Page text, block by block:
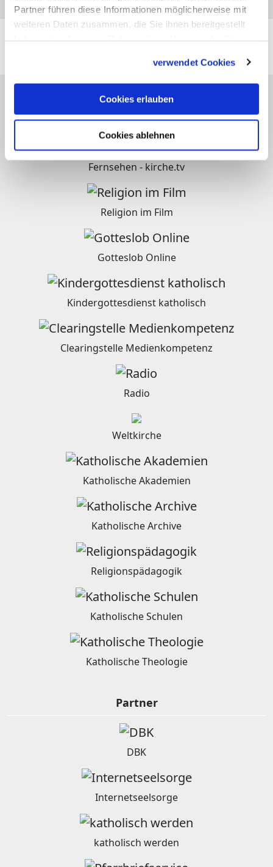
Partner führen diese Informationen möglicherweise mit
weiteren Daten zusammen, die Sie ihnen bereitgestellt
verwendet Cookies
Cookies erlauben
Cookies ablehnen
Folgen Sie katholisch.deauch hier:
katholisch.de-Netzwerk
Fernsehen - kirche.tv
Religion im Film
Gotteslob Online
Kindergottesdienst katholisch
Clearingstelle Medienkompetenz
Radio
Weltkirche
Katholische Akademien
Katholische Archive
Religionspädagogik
Katholische Schulen
Katholische Theologie
Partner
DBK
Internetseelsorge
katholisch werden